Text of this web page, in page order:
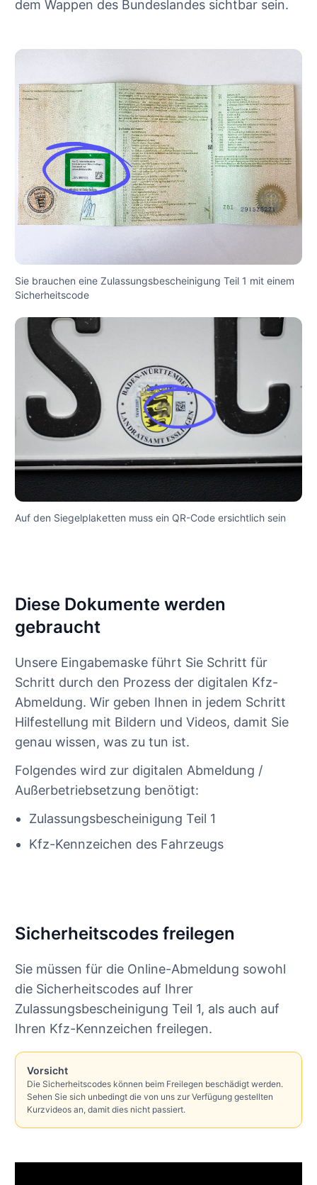
dem Wappen des Bundeslandes sichtbar sein.
Sie brauchen eine Zulassungsbescheinigung Teil 1 mit einem
Sicherheitscode
Auf den Siegelplaketten muss ein QR-Code ersichtlich sein
Diese Dokumente werden
gebraucht
Unsere Eingabemaske führt Sie Schritt für
Schritt durch den Prozess der digitalen Kfz-
Abmeldung. Wir geben Ihnen in jedem Schritt
Hilfestellung mit Bildern und Videos, damit Sie
genau wissen, was zu tun ist.
Folgendes wird zur digitalen Abmeldung /
Außerbetriebsetzung benötigt:
Zulassungsbescheinigung Teil 1
Kfz-Kennzeichen des Fahrzeugs
Sicherheitscodes freilegen
Sie müssen für die Online-Abmeldung sowohl
die Sicherheitscodes auf Ihrer
Zulassungsbescheinigung Teil 1, als auch auf
Ihren Kfz-Kennzeichen freilegen.
Vorsicht
Die Sicherheitscodes können beim Freilegen beschädigt werden.
Sehen Sie sich unbedingt die von uns zur Verfügung gestellten
Kurzvideos an, damit dies nicht passiert.